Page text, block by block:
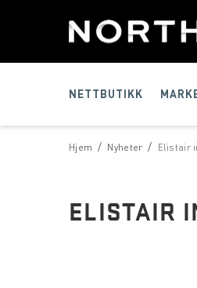
NETTBUTIKK
/
Hjem /
Nyheter Elistair
ELISTAIR